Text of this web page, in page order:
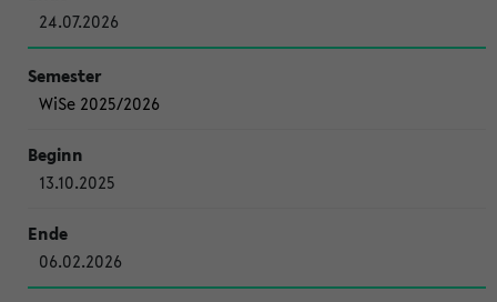
24.07.2026
WiSe 2025/2026
13.10.2025
06.02.2026